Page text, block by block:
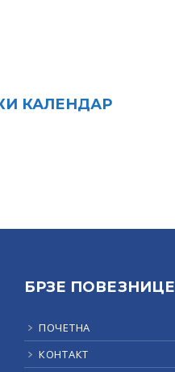
КАЛЕНДАР
БРЗЕ ПОВЕЗНИЦЕ
ПОЧЕТНА
КОНТАКТ